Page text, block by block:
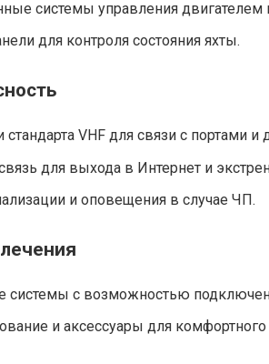
системы управления двигателем
для контроля состояния яхты.
стандарта VHF для связи с портами
для выхода в Интернет и
и оповещения в случае ЧП.
системы с возможностью
и аксессуары для комфортного